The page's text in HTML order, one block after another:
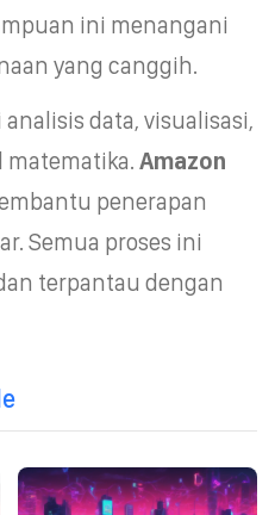
ini menangani
yang canggih.
data, visualisasi,
matematika. Amazon
penerapan
Semua proses ini
terpantau dengan